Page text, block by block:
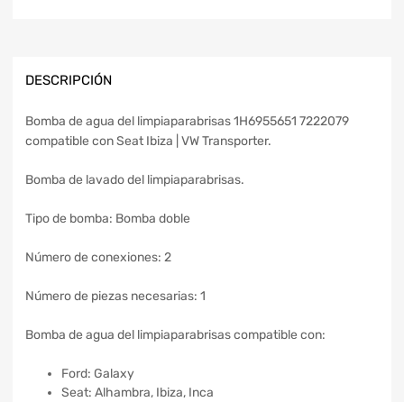
DESCRIPCIÓN
Bomba de agua del limpiaparabrisas 1H6955651 7222079
compatible con Seat Ibiza | VW Transporter.
Bomba de lavado del limpiaparabrisas.
Tipo de bomba: Bomba doble
Número de conexiones: 2
Número de piezas necesarias: 1
Bomba de agua del limpiaparabrisas compatible con:
Ford: Galaxy
Seat: Alhambra, Ibiza, Inca